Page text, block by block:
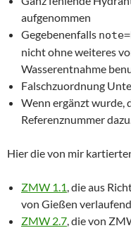
aufgenommen
Gegebenenfalls
nicht ohne weiteres
Wasserentnahme
Falschzuordnung
Wenn ergänzt wurde,
Referenznummer dazu.
Hier die von mir
ZMW 1.1 , die aus
von Gießen
ZMW 2.7 , die von